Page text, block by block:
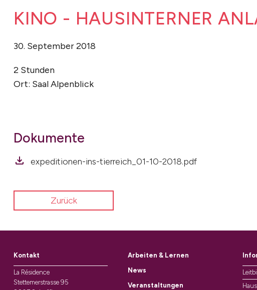
KINO - HAUSINTERNER
30. September 2018
2 Stunden
Ort: Saal Alpenblick
Dokumente
expeditionen-ins-tierreich_01-10-2018.pdf
Zurück
Kontakt
La Résidence
Stettemerstrasse 95
Arbeiten & Lernen
News
Veranstaltungen